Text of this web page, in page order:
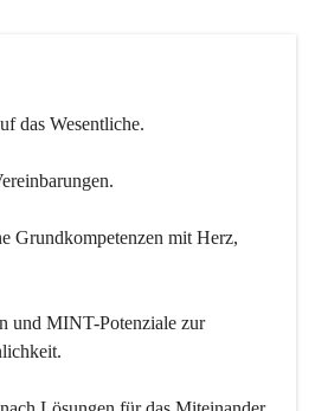
das Wesentliche.
Grundkompetenzen mit Herz,
und MINT-Potenziale zur